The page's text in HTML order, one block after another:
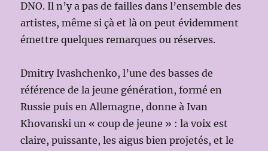
DNO. Il n’y a pas de failles dans l’ensemble des
artistes, même si çà et là on peut évidemment
émettre quelques remarques ou réserves.
Dmitry Ivashchenko, l’une des basses de
référence de la jeune génération, formé en
Russie puis en Allemagne, donne à Ivan
Khovanski un « coup de jeune » : la voix est
claire, puissante, les aigus bien projetés, et le